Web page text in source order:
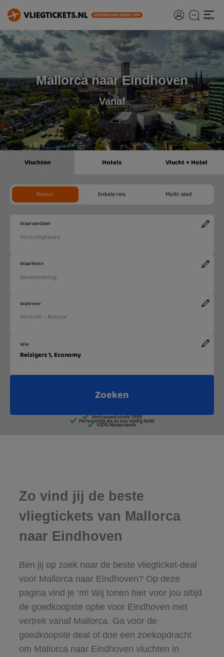
Mallorca naar Eindhoven
Vanaf
Zo vind jij de beste
vliegtickets van Mallorca
naar Eindhoven
Ben jij op zoek naar de beste vliegticket-deal
voor Mallorca naar Eindhoven? Op deze
pagina vind je ‘m! Wij tonen hier voor jou altijd
de goedkoopste optie voor Eindhoven met
vertrek vanaf Mallorca. Ga voor de
goedkoopste deal of doe een zoekopdracht
om Mallorca naar Eindhoven vluchten in